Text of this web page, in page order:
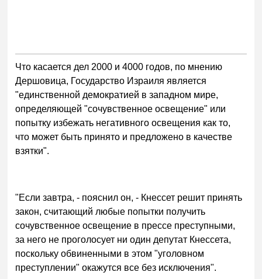
Что касается дел 2000 и 4000 годов, по мнению
Дершовица, Государство Израиля является
"единственной демократией в западном мире,
определяющей "сочувственное освещение" или
попытку избежать негативного освещения как то,
что может быть принято и предложено в качестве
взятки".
"Если завтра, - пояснил он, - Кнессет решит принять
закон, считающий любые попытки получить
сочувственное освещение в прессе преступными,
за него не проголосует ни один депутат Кнессета,
поскольку обвиненными в этом "уголовном
преступлении" окажутся все без исключения".